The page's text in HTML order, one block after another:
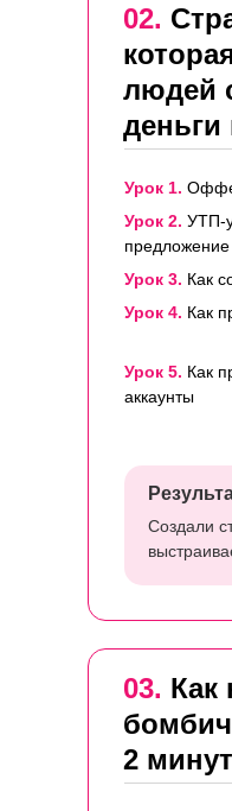
02.
людей
деньги
Урок 1.
Урок 2. УТП-
предложение
Урок 3. Как
Создали
Урок 4. Как
Урок 5. Как
аккаунты
03. Как
2